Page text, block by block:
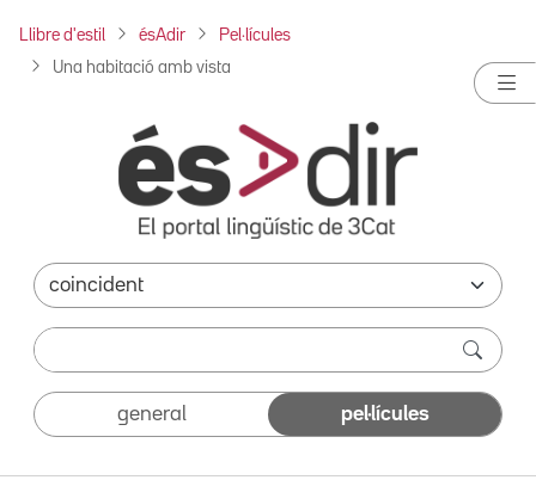
Llibre d'estil ésAdir Pel·lícules
Una habitació amb vista
general pel·lícules